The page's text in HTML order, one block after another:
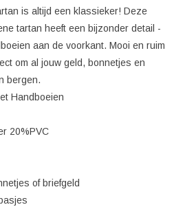
is altijd een klassieker! Deze
tartan heeft een bijzonder detail -
aan de voorkant. Mooi en ruim
om al jouw geld, bonnetjes en
bergen.
Handboeien
20%PVC
of briefgeld